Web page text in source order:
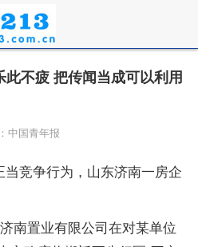
不疲 把传闻当成可以利用
中国青年报
当竞争行为，山东济南一房企
南置业有限公司在对某单位